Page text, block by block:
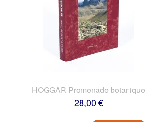
HOGGAR Promenade botanique
28,00 €